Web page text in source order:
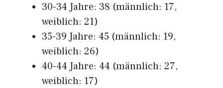
30-34 Jahre: 38 (männlich: 17,
weiblich: 21)
35-39 Jahre: 45 (männlich: 19,
weiblich: 26)
40-44 Jahre: 44 (männlich: 27,
weiblich: 17)